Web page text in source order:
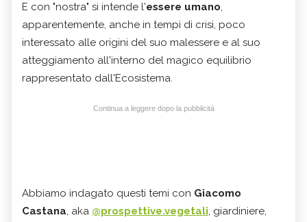
E con "nostra" si intende l'essere umano,
apparentemente, anche in tempi di crisi, poco
interessato alle origini del suo malessere e al suo
atteggiamento all'interno del magico equilibrio
rappresentato dall'Ecosistema.
Continua a leggere dopo la pubblicità
Abbiamo indagato questi temi con Giacomo
Castana, aka @prospettive.vegetali, giardiniere,